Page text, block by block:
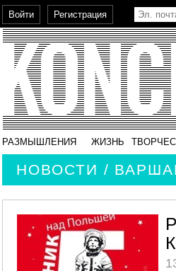
РАЗМЫШЛЕНИЯ ЖИЗНЬ
НОВОСТИ /